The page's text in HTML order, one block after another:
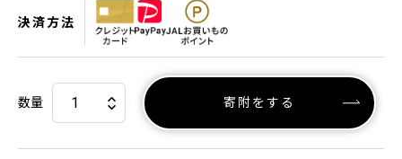
決済方法
数量 寄附をする